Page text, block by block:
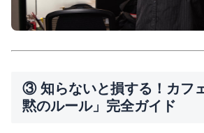
③ 知らないと損する！カフ
黙のルール」完全ガイド